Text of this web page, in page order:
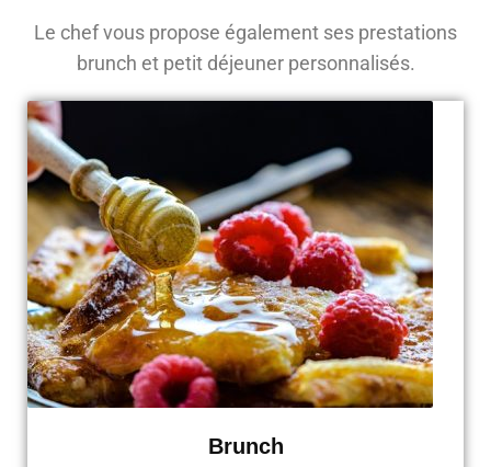
Le chef vous propose également ses prestations
brunch et petit déjeuner personnalisés.
Brunch